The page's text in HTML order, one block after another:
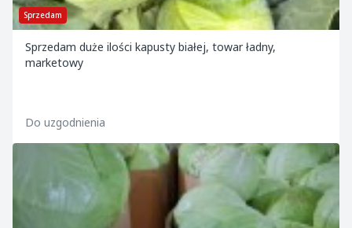
Sprzedam
Sprzedam duże ilości kapusty białej, towar ładny,
marketowy
Do uzgodnienia